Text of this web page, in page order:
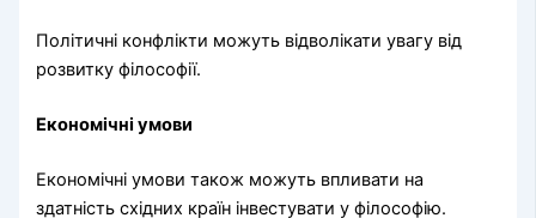
Політичні конфлікти можуть відволікати увагу від
розвитку філософії.
Економічні умови
Економічні умови також можуть впливати на
здатність східних країн інвестувати у філософію.